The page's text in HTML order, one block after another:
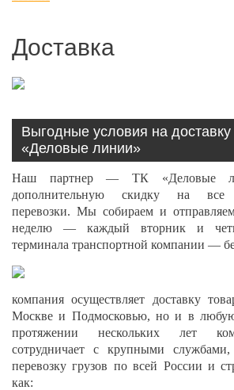
Доставка
Выгодные условия на доставку
«Деловые линии»
Наш партнер — ТК «Деловые
дополнительную скидку на все
перевозки. Мы собираем и
неделю — каждый вторник и
терминала транспортной компании —
компания осуществляет доставку
Москве и Подмосковью, но и в
протяжении нескольких лет
сотрудничает с крупными
перевозку грузов по всей России и
как: